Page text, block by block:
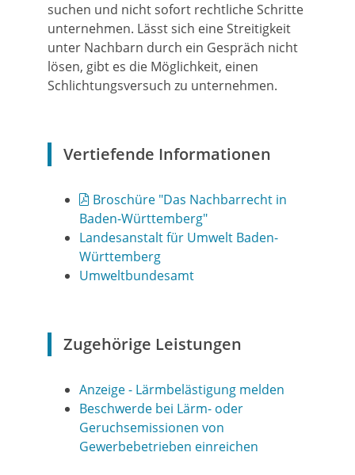
suchen und nicht sofort rechtliche Schritte
unternehmen. Lässt sich eine Streitigkeit
unter Nachbarn durch ein Gespräch nicht
lösen, gibt es die Möglichkeit, einen
Schlichtungsversuch zu unternehmen.
Vertiefende Informationen
Broschüre "Das Nachbarrecht in
Baden-Württemberg"
Landesanstalt für Umwelt Baden-
Württemberg
Umweltbundesamt
Zugehörige Leistungen
Anzeige - Lärmbelästigung melden
Beschwerde bei Lärm- oder
Geruchsemissionen von
Gewerbebetrieben einreichen